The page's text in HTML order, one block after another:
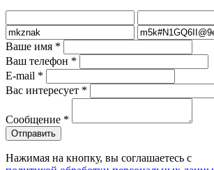
Ваше имя *
Ваш телефон *
E-mail *
Вас интересует *
Сообщение *
Нажимая на кнопку, вы соглашаетесь с